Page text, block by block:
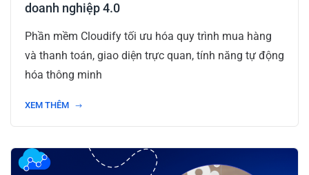
doanh nghiệp 4.0
Phần mềm Cloudify tối ưu hóa quy trình mua hàng
và thanh toán, giao diện trực quan, tính năng tự động
hóa thông minh
XEM THÊM